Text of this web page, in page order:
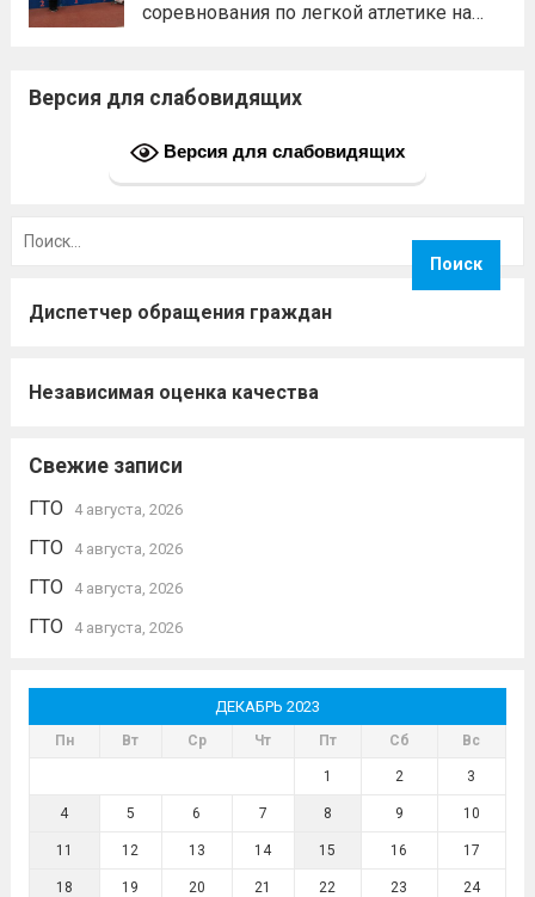
соревнования по легкой атлетике на
из Белово, Кемерово, Киселевска,
Прокопьевска и Ленинска-
Кузнецкого.1 место — Кузнецов Илья,
Версия для слабовидящих
Версия для слабовидящих
Диспетчер обращения граждан
Независимая оценка качества
Свежие записи
ГТО 4 августа, 2026
ГТО 4 августа, 2026
ГТО 4 августа, 2026
ГТО 4 августа, 2026
ДЕКАБРЬ 2023
Пн Вт Ср Чт Пт Сб Вс
1 2 3
4 5 6 7 8 9 10
11 12 13 14 15 16 17
18 19 20 21 22 23 24